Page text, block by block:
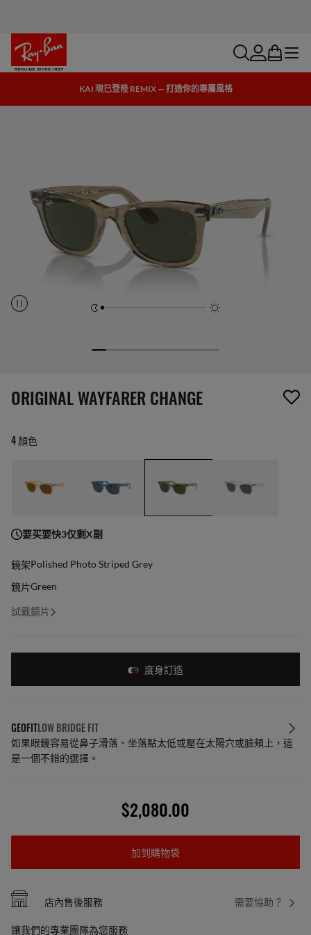
searchaccount
bag menu
KAI 現已登陸 REMIX — 打造你的專屬風格
1 項商品已從您的願望清單移除
ORIGINAL WAYFARER CHANGE
4 顏色
要买要快3仅剩X副
鏡架Polished Photo Striped Grey
鏡片Green
試戴鏡片
度身訂造
GEOFITLOW BRIDGE FIT
如果眼鏡容易從鼻子滑落、坐落點太低或壓在太陽穴或臉頰上，這
是一個不錯的選擇。
$2,080.00
加到購物袋
需要協助？
店內售後服務
讓我們的專業團隊為您服務